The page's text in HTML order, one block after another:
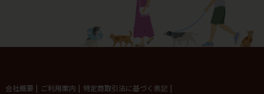
会社概要 | ご利用案内 | 特定商取引法に基づく表記 |